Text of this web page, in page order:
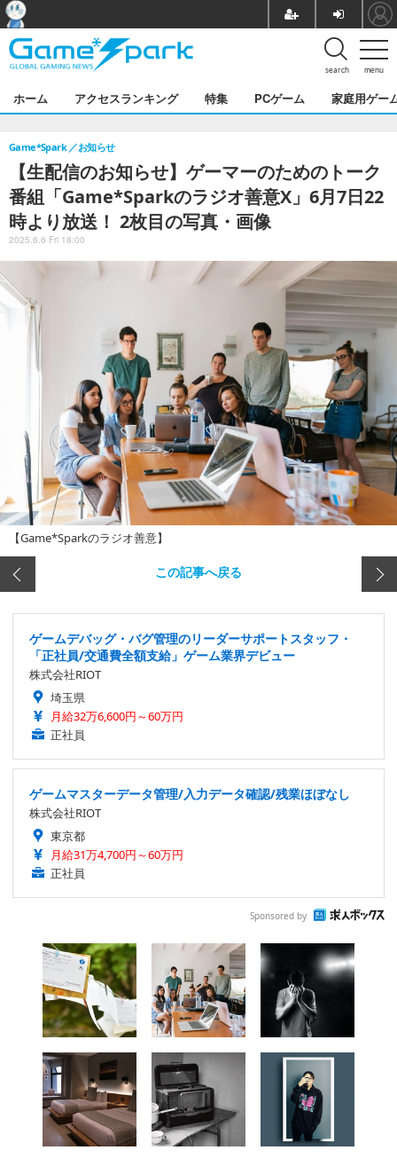
menu
search
ホーム アクセスランキング 特集 PCゲーム 家庭用ゲー
【生配信のお知らせ】ゲーマーのためのトーク
番組「Game*Sparkのラジオ善意X」6月7日22
時より放送！ 2枚目の写真・画像
Game*Spark お知らせ
2025.6.6 Fri 18:00
【Game*Sparkのラジオ善意】
この記事へ戻る
ゲームデバッグ・バグ管理のリーダーサポートスタッフ・
「正社員/交通費全額支給」ゲーム業界デビュー
株式会社RIOT
埼玉県
月給32万6,600円～60万円
正社員
ゲームマスターデータ管理/入力データ確認/残業ほぼなし
株式会社RIOT
東京都
月給31万4,700円～60万円
正社員
Sponsored by